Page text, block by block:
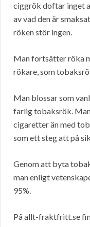
ciggrök doftar inget
av vad den är
röken stör ingen.
Man fortsätter röka
rökare, som
Man blossar som
farlig tobaksrök.
cigaretter än med
som ett steg att på
Genom att byta
man enligt
95%.
På allt-fraktfritt.se